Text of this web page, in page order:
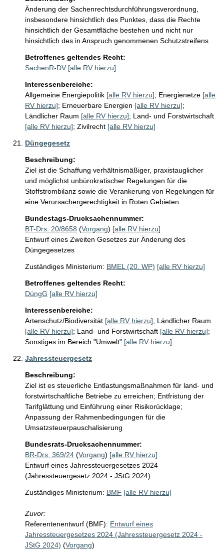
Änderung der Sachenrechtsdurchführungsverordnung,
insbesondere hinsichtlich des Punktes, dass die Rechte
hinsichtlich der Gesamtfläche bestehen und nicht nur
hinsichtlich des in Anspruch genommenen Schutzstreifens
Betroffenes geltendes Recht:
SachenR-DV [alle RV hierzu]
Interessenbereiche:
Allgemeine Energiepolitik [alle RV hierzu]; Energienetze [alle
RV hierzu]; Erneuerbare Energien [alle RV hierzu];
Ländlicher Raum [alle RV hierzu]; Land- und Forstwirtschaft
[alle RV hierzu]; Zivilrecht [alle RV hierzu]
Düngegesetz
Beschreibung:
Ziel ist die Schaffung verhältnismäßiger, praxistauglicher
und möglichst unbürokratischer Regelungen für die
Stoffstrombilanz sowie die Verankerung von Regelungen für
eine Verursachergerechtigkeit in Roten Gebieten
Bundestags-Drucksachennummer:
BT-Drs. 20/8658 (Vorgang) [alle RV hierzu]
Entwurf eines Zweiten Gesetzes zur Änderung des
Düngegesetzes
Zuständiges Ministerium: BMEL (20. WP) [alle RV hierzu]
Betroffenes geltendes Recht:
DüngG [alle RV hierzu]
Interessenbereiche:
Artenschutz/Biodiversität [alle RV hierzu]; Ländlicher Raum
[alle RV hierzu]; Land- und Forstwirtschaft [alle RV hierzu];
Sonstiges im Bereich "Umwelt" [alle RV hierzu]
Jahressteuergesetz
Beschreibung:
Ziel ist es steuerliche Entlastungsmaßnahmen für land- und
forstwirtschaftliche Betriebe zu erreichen; Entfristung der
Tarifglättung und Einführung einer Risikorücklage;
Anpassung der Rahmenbedingungen für die
Umsatzsteuerpauschalisierung
Bundesrats-Drucksachennummer:
BR-Drs. 369/24 (Vorgang) [alle RV hierzu]
Entwurf eines Jahressteuergesetzes 2024
(Jahressteuergesetz 2024 - JStG 2024)
Zuständiges Ministerium: BMF [alle RV hierzu]
Zuvor:
Referentenentwurf (BMF): Entwurf eines
Jahressteuergesetzes 2024 (Jahressteuergesetz 2024 -
JStG 2024) (Vorgang)